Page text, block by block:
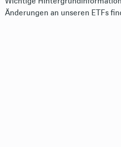
Änderungen an unseren ETFs